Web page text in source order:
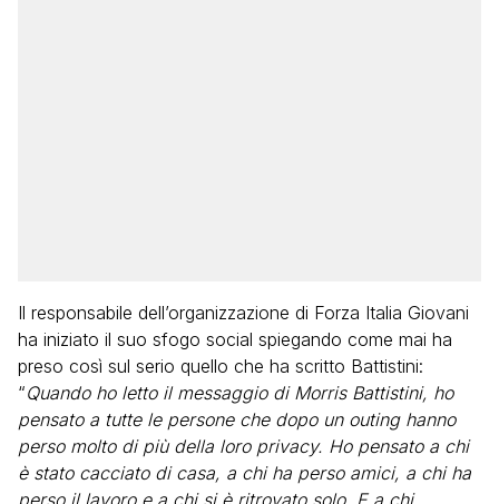
Il responsabile dell’organizzazione di Forza Italia Giovani
ha iniziato il suo sfogo social spiegando come mai ha
preso così sul serio quello che ha scritto Battistini:
“Quando ho letto il messaggio di Morris Battistini, ho
pensato a tutte le persone che dopo un outing hanno
perso molto di più della loro privacy. Ho pensato a chi
è stato cacciato di casa, a chi ha perso amici, a chi ha
perso il lavoro e a chi si è ritrovato solo. E a chi,